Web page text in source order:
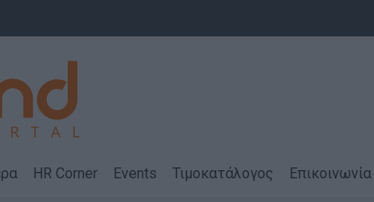
HR Corner Events Τιμοκατάλογος Επικοινωνία